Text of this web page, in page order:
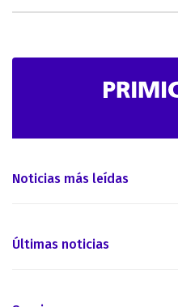
Noticias más leídas
Últimas noticias